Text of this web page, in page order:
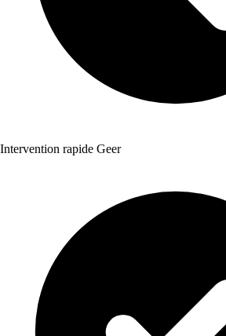
Intervention rapide Geer